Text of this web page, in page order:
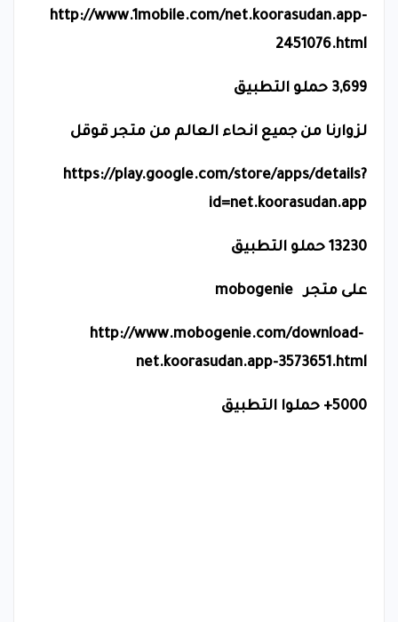
http://www.1mobile.com/net.koorasudan.app-
2451076.html
3,699 حملو التطبيق
لزوارنا من جميع انحاء العالم من متجر قوقل
https://play.google.com/store/apps/details?
id=net.koorasudan.app
13230 حملو التطبيق
على متجرmobogenie
http://www.mobogenie.com/download-
net.koorasudan.app-3573651.html
5000+ حملوا التطبيق